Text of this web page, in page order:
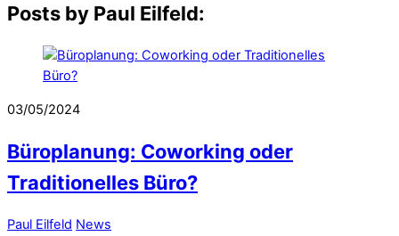
Posts by Paul Eilfeld:
03/05/2024
Büroplanung: Coworking oder
Traditionelles Büro?
Paul Eilfeld News